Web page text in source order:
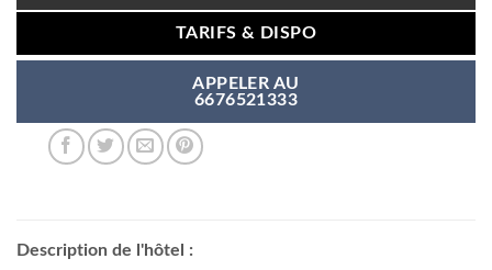
TARIFS & DISPO
APPELER AU
6676521333
Description de l'hôtel :